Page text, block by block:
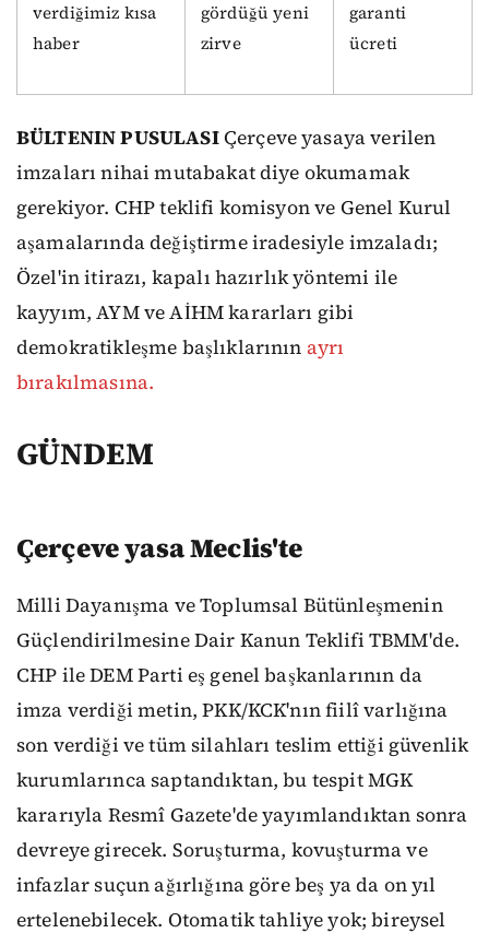
verdiğimiz kısa
haber
gördüğü yeni
zirve
garanti
ücreti
BÜLTENIN PUSULASIÇerçeve yasaya verilen
imzaları nihai mutabakat diye okumamak
gerekiyor. CHP teklifi komisyon ve Genel Kurul
aşamalarında değiştirme iradesiyle imzaladı;
Özel'in itirazı, kapalı hazırlık yöntemi ile
kayyım, AYM ve AİHM kararları gibi
demokratikleşme başlıklarının ayrı
bırakılmasına.
GÜNDEM
Çerçeve yasa Meclis'te
Milli Dayanışma ve Toplumsal Bütünleşmenin
Güçlendirilmesine Dair Kanun Teklifi TBMM'de.
CHP ile DEM Parti eş genel başkanlarının da
imza verdiği metin, PKK/KCK'nın fiilî varlığına
son verdiği ve tüm silahları teslim ettiği güvenlik
kurumlarınca saptandıktan, bu tespit MGK
kararıyla Resmî Gazete'de yayımlandıktan sonra
devreye girecek. Soruşturma, kovuşturma ve
infazlar suçun ağırlığına göre beş ya da on yıl
ertelenebilecek. Otomatik tahliye yok; bireysel